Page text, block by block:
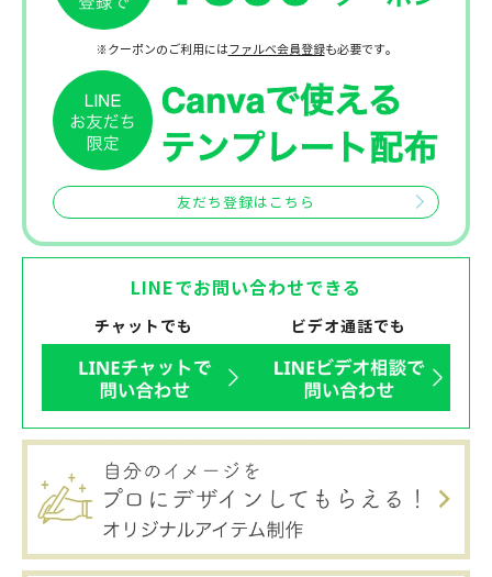
※クーポンのご利用にはファルベ会員登録も必要です。
友だち登録はこちら
LINEでお問い合わせできる
チャットでも ビデオ通話でも